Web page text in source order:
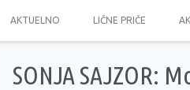
AKTUELNO LIČNE PRIČE
SONJA SAJZOR: